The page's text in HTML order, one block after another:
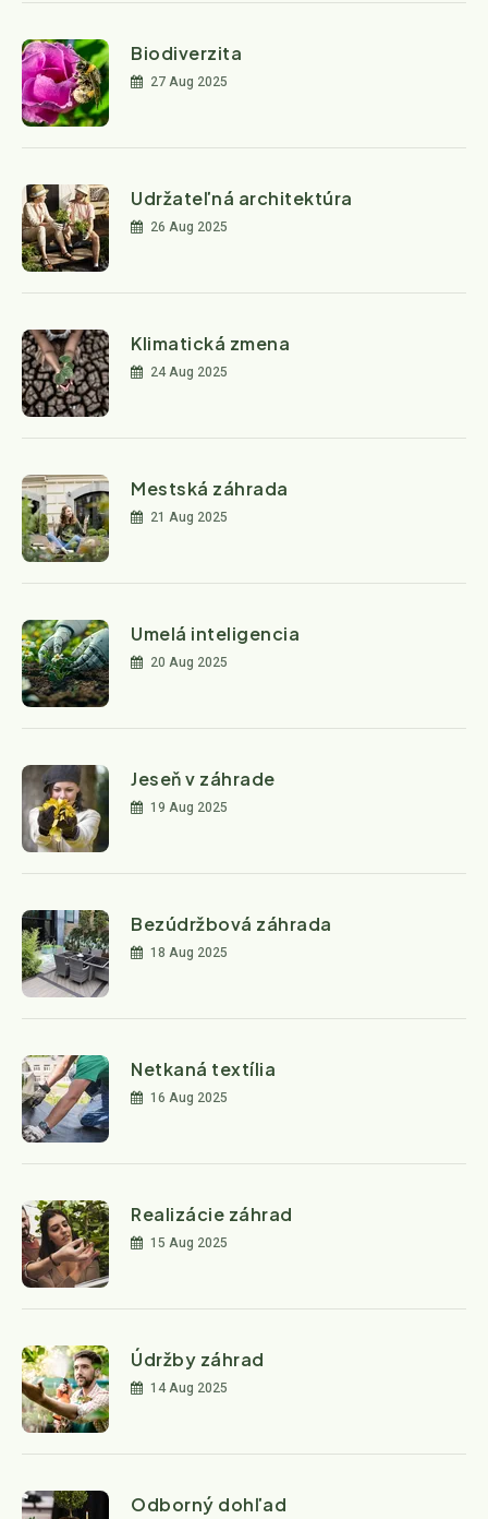
Biodiverzita
27 Aug 2025
Udržateľná architektúra
26 Aug 2025
Klimatická zmena
24 Aug 2025
Mestská záhrada
21 Aug 2025
Umelá inteligencia
20 Aug 2025
Jeseň v záhrade
19 Aug 2025
Bezúdržbová záhrada
18 Aug 2025
Netkaná textília
16 Aug 2025
Realizácie záhrad
15 Aug 2025
Údržby záhrad
14 Aug 2025
Odborný dohľad